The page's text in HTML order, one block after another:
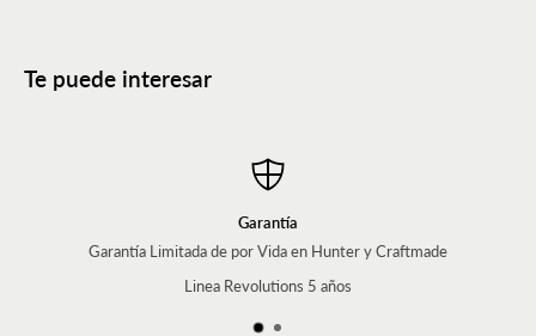
Te puede interesar
Garantía
Garantía Limitada de por Vida en Hunter y Craftmade
Linea Revolutions 5 años